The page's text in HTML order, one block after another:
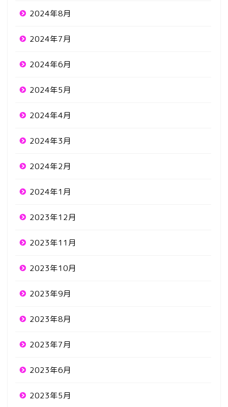
2024年8月
2024年7月
2024年6月
2024年5月
2024年4月
2024年3月
2024年2月
2024年1月
2023年12月
2023年11月
2023年10月
2023年9月
2023年8月
2023年7月
2023年6月
2023年5月